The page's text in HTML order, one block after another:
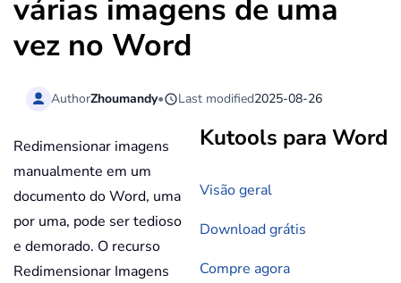
várias imagens de uma
vez no Word
AuthorZhoumandy• Last modified2025-08-26
Kutools para Word
Visão geral
Download grátis
Compre agora
Redimensionar imagens
manualmente em um
documento do Word, uma
por uma, pode ser tedioso
e demorado. O recurso
Redimensionar Imagens